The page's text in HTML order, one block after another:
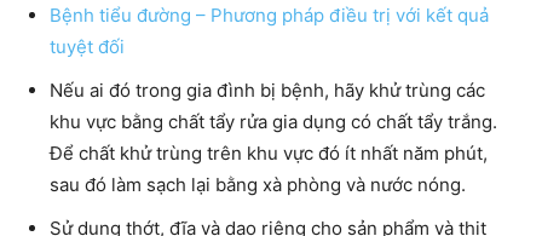
Bệnh tiểu đường – Phương pháp điều trị với kết quả
tuyệt đối
Nếu ai đó trong gia đình bị bệnh, hãy khử trùng các
khu vực bằng chất tẩy rửa gia dụng có chất tẩy trắng.
Để chất khử trùng trên khu vực đó ít nhất năm phút,
sau đó làm sạch lại bằng xà phòng và nước nóng.
Sử dụng thớt, đĩa và dao riêng cho sản phẩm và thịt